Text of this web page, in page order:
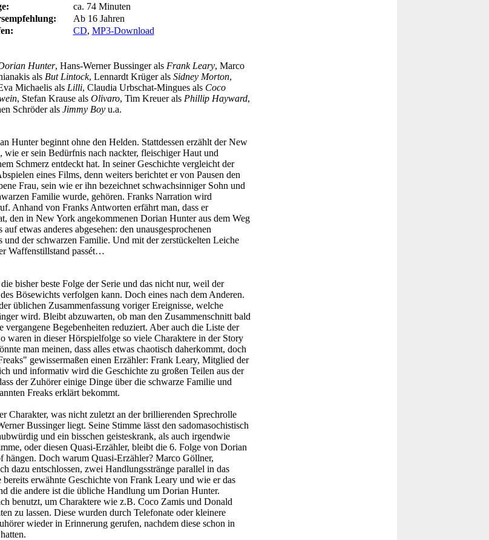
ca. 74 Minuten
Ab 16 Jahren
CD, MP3-Download
Hunter, Hans-Werner Bussinger als Frank Leary, Marco
als But Lintock, Lennardt Krüger als Sidney Morton,
Michaelis als Lilli, Claudia Urbschat-Mingues als Coco
, Stefan Krause als Olivaro, Tim Kreuer als Phillip Hayward,
Schröder als Jimmy Boyu.a.
Hunter beginnt ohne den Helden. Stattdessen erzählt der New
wie er sein Bedürfnis nach nackter, fleischiger Haut und
Schmerz entdeckt hat. In seiner Geschichte vergleicht der
eines Films, denn weiters berichtet er von Pausen den
Frau, sein wie er ihn bezeichnet schwachsinniger Sohn und
Familie wurde, gehören. Franks Narration wird
Anhand von Franks Antworten erfährt man, dass er
den in New York angekommenen Dorian Hunter aus dem Weg
etwas anderes abgesehen: den unausgesprochenen
und der schwarzen Familie. Und mit der zerstückelten Leiche
Waffenstillstand passét…
bisher beste Folge der Serie und das nicht nur, weil der
Bösewichts verfolgen kann. Doch eines nach dem Anderen.
üblichen Zusammenfassung voriger Ereignisse, welche
wird. Bleibt abzuwarten, ob man den Zusammenschnitt bald
Begebenheiten reduziert. Aber auch die Liste der
waren in dieser Hörspielfolge so viele Charaktere in der Story
man meinen, dass alles etwas chaotisch daherkommt, doch
gewissermaßen einen Erzähler: Frank Leary, Mitglied der
und informativ wird die Geschichte zu großen Teilen aus der
der Zuhörer einige Dinge über die schwarze Familie und
Freaks erklärt bekommt.
Charakter, was nicht zuletzt an der brillierenden Sprechrolle
Bussinger liegt. Seine Stimme lässt den sadomasochistisch
und ein bisschen geisteskrank, als auch irgendwie
oder diesen Quasi-Erzähler, bleibt die 6. Folge von Dorian
hängen. Doch warum Quasi-Erzähler? Marco Göllner,
dazu entschlossen, zwei Handlungsstränge parallel in das
erwähnte Geschichte von Frank Leary und wie er das
die andere ist die übliche Handlung um Dorian Hunter.
benutzt, um Charaktere wie z.B. Coco Zamis und Donald
zu lassen. Diese wurden durch Telefonate oder kleinere
wieder in Erinnerung gerufen, nachdem diese schon in